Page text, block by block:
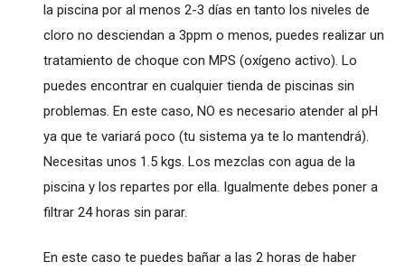
la piscina por al menos 2-3 días en tanto los niveles de
cloro no desciendan a 3ppm o menos, puedes realizar un
tratamiento de choque con MPS (oxígeno activo). Lo
puedes encontrar en cualquier tienda de piscinas sin
problemas. En este caso, NO es necesario atender al pH
ya que te variará poco (tu sistema ya te lo mantendrá).
Necesitas unos 1.5 kgs. Los mezclas con agua de la
piscina y los repartes por ella. Igualmente debes poner a
filtrar 24 horas sin parar.
En este caso te puedes bañar a las 2 horas de haber